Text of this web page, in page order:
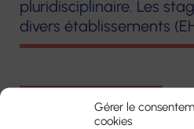
Gérer le
cookies
pluridisciplinaire. Les
divers établissements
e-santé FORMATION